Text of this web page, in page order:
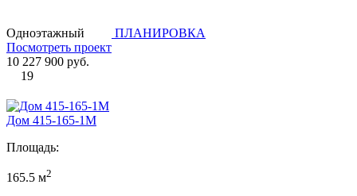
Одноэтажный
ПЛАНИРОВКА
Посмотреть проект
10 227 900 руб.
19
Дом 415-165-1М
Площадь:
165.5 м2